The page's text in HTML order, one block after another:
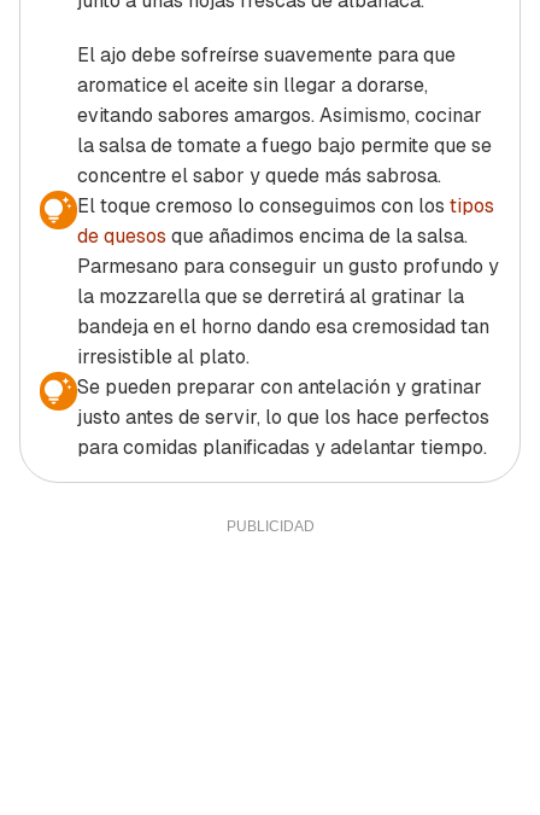
El ajo debe sofreírse suavemente para que
aromatice el aceite sin llegar a dorarse,
evitando sabores amargos. Asimismo, cocinar
la salsa de tomate a fuego bajo permite que se
concentre el sabor y quede más sabrosa.
El toque cremoso lo conseguimos con los tipos
de quesos que añadimos encima de la salsa.
Parmesano para conseguir un gusto profundo y
la mozzarella que se derretirá al gratinar la
bandeja en el horno dando esa cremosidad tan
irresistible al plato.
Se pueden preparar con antelación y gratinar
justo antes de servir, lo que los hace perfectos
para comidas planificadas y adelantar tiempo.